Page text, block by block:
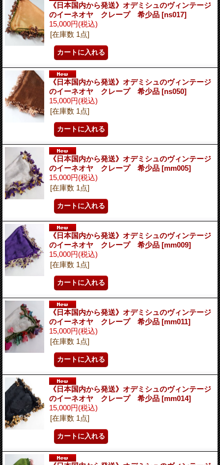
《日本国内から発送》オデミシュのヴィンテージ
のイーネオヤ クレープ 希少品 [ns017]
15,000円(税込)
[在庫数 1点]
《日本国内から発送》オデミシュのヴィンテージ
のイーネオヤ クレープ 希少品 [ns050]
15,000円(税込)
[在庫数 1点]
《日本国内から発送》オデミシュのヴィンテージ
のイーネオヤ クレープ 希少品 [mm005]
15,000円(税込)
[在庫数 1点]
《日本国内から発送》オデミシュのヴィンテージ
のイーネオヤ クレープ 希少品 [mm009]
15,000円(税込)
[在庫数 1点]
《日本国内から発送》オデミシュのヴィンテージ
のイーネオヤ クレープ 希少品 [mm011]
15,000円(税込)
[在庫数 1点]
《日本国内から発送》オデミシュのヴィンテージ
のイーネオヤ クレープ 希少品 [mm014]
15,000円(税込)
[在庫数 1点]